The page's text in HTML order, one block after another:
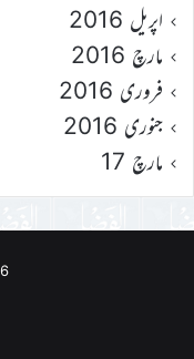
اپریل 2016
مارچ 2016
فروری 2016
جنوری 2016
مارچ 17